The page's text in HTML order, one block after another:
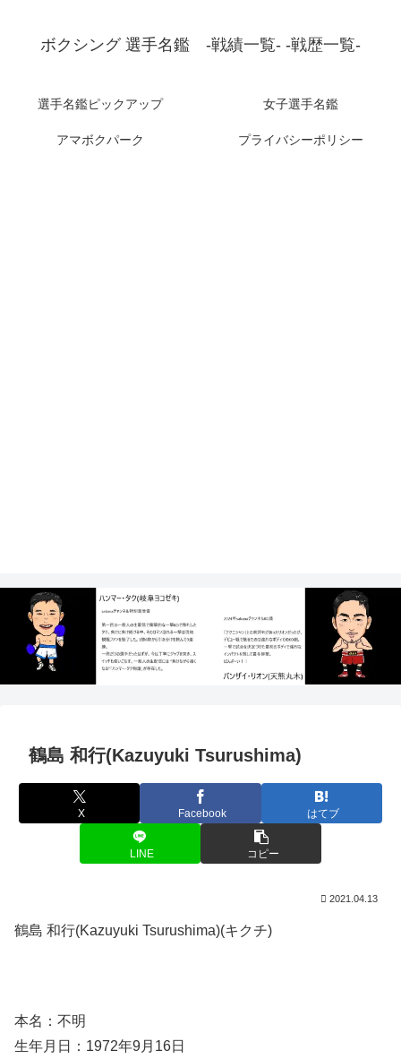
ボクシング 選手名鑑 -戦績一覧- -戦歴一覧-
選手名鑑ピックアップ 女子選手名鑑
アマボクパーク プライバシーポリシー
鶴島 和行(Kazuyuki Tsurushima)
X Facebook はてブ
LINE コピー
2021.04.13
鶴島 和行(Kazuyuki Tsurushima)(キクチ)
本名：不明
生年月日：1972年9月16日